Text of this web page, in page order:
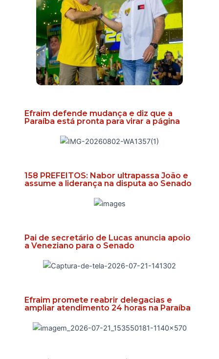
Efraim defende mudança e diz que a
Paraíba está pronta para virar a página
158 PREFEITOS: Nabor ultrapassa João e
assume a liderança na disputa ao Senado
Pai de secretário de Lucas anuncia apoio
a Veneziano para o Senado
Efraim promete reabrir delegacias e
ampliar atendimento 24 horas na Paraíba